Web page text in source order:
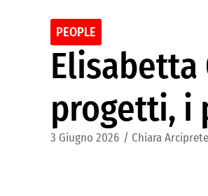
PEOPLE
Elisabetta
progetti, i
3 Giugno 2026 / Chiara Arciprete